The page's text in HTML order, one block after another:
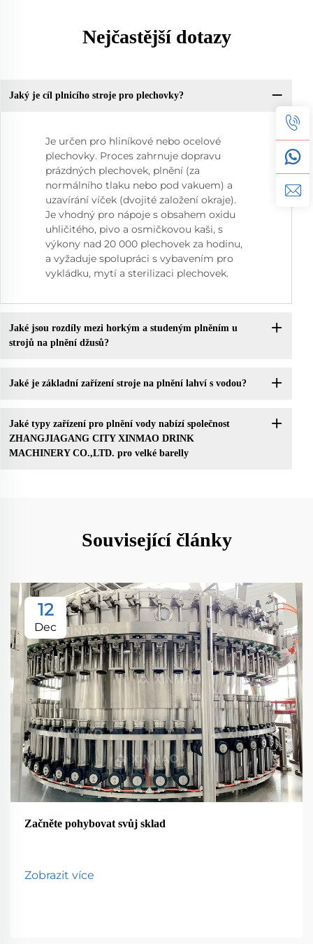
Nejčastější dotazy
Jaký je cíl plnicího stroje pro plechovky?
Je určen pro hliníkové nebo ocelové
plechovky. Proces zahrnuje dopravu
prázdných plechovek, plnění (za
normálního tlaku nebo pod vakuem) a
uzavírání víček (dvojité založení okraje).
Je vhodný pro nápoje s obsahem oxidu
uhličitého, pivo a osmičkovou kaši, s
výkony nad 20 000 plechovek za hodinu,
a vyžaduje spolupráci s vybavením pro
vykládku, mytí a sterilizaci plechovek.
Jaké jsou rozdíly mezi horkým a studeným plněním u
strojů na plnění džusů?
Jaké je základní zařízení stroje na plnění lahví s vodou?
Jaké typy zařízení pro plnění vody nabízí společnost
ZHANGJIAGANG CITY XINMAO DRINK
MACHINERY CO.,LTD. pro velké barelly
Související články
12
Dec
Začněte pohybovat svůj sklad
Zobrazit více